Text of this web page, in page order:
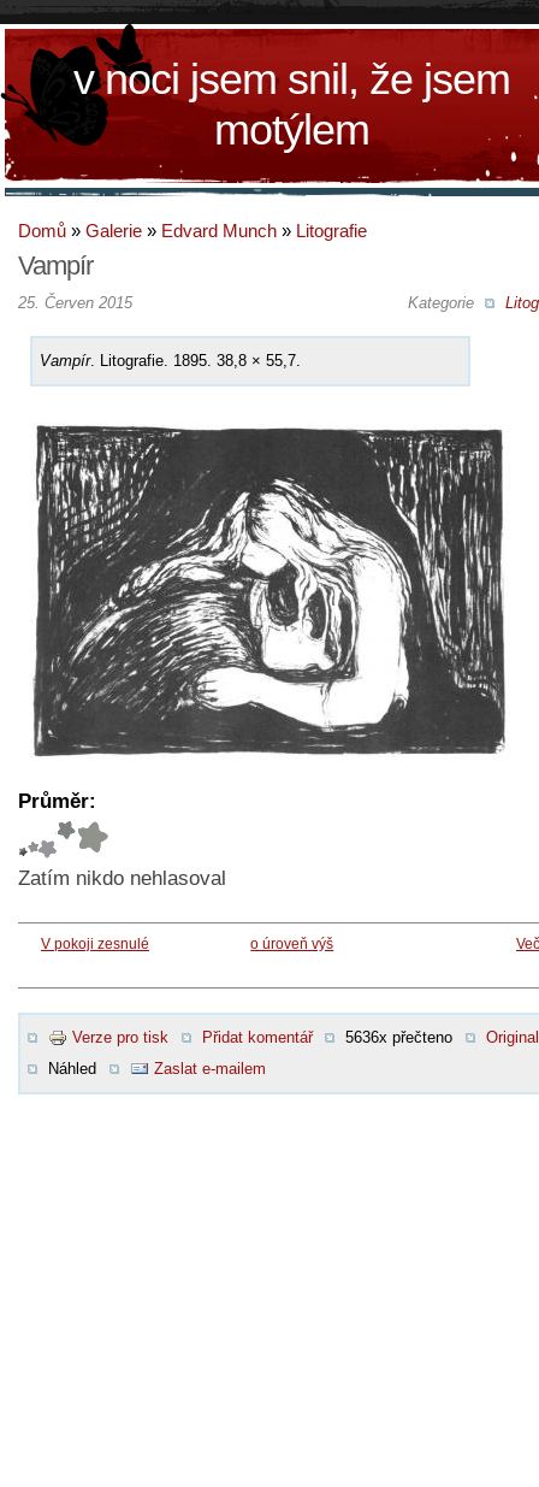
v noci jsem snil, že jsem
motýlem
Domů » Galerie » Edvard Munch » Litografie
Vampír
Kategorie
25. Červen 2015
Vampír. Litografie. 1895. 38,8 × 55,7.
Průměr:
Zatím nikdo nehlasoval
V pokoji zesnulé o úroveň výš
Verze pro tisk Přidat komentář 5636x přečteno
Original
Náhled
Zaslat e-mailem